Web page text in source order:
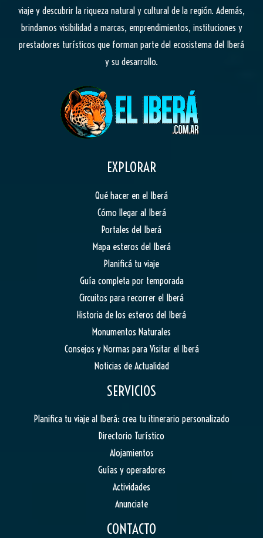
viaje y descubrir la riqueza natural y cultural de la región. Además,
brindamos visibilidad a marcas, emprendimientos, instituciones y
prestadores turísticos que forman parte del ecosistema del Iberá
y su desarrollo.
EXPLORAR
Qué hacer en el Iberá
Cómo llegar al Iberá
Portales del Iberá
Mapa esteros del Iberá
Planificá tu viaje
Guía completa por temporada
Circuitos para recorrer el Iberá
Historia de los esteros del Iberá
Monumentos Naturales
Consejos y Normas para Visitar el Iberá
Noticias de Actualidad
SERVICIOS
Planifica tu viaje al Iberá: crea tu itinerario personalizado
Directorio Turístico
Alojamientos
Guías y operadores
Actividades
Anunciate
CONTACTO